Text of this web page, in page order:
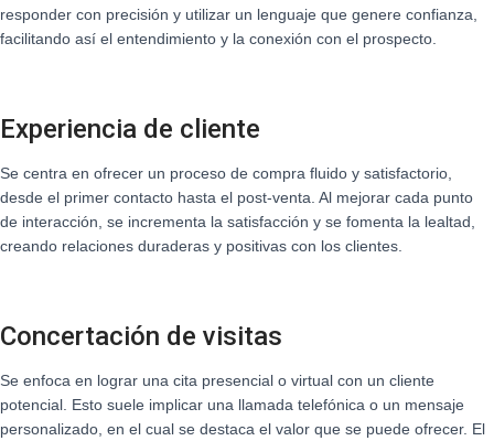
responder con precisión y utilizar un lenguaje que genere confianza,
facilitando así el entendimiento y la conexión con el prospecto.
Experiencia de cliente
Se centra en ofrecer un proceso de compra fluido y satisfactorio,
desde el primer contacto hasta el post-venta. Al mejorar cada punto
de interacción, se incrementa la satisfacción y se fomenta la lealtad,
creando relaciones duraderas y positivas con los clientes.
Concertación de visitas
Se enfoca en lograr una cita presencial o virtual con un cliente
potencial. Esto suele implicar una llamada telefónica o un mensaje
personalizado, en el cual se destaca el valor que se puede ofrecer. El